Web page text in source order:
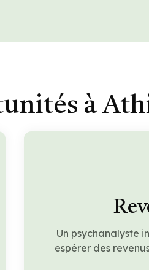
à
Un psychanalyste
espérer des